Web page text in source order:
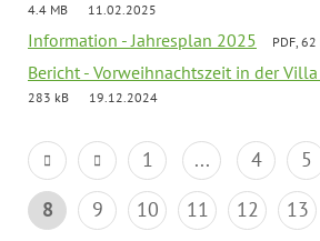
4.4 MB
11.02.2025
Information - Jahresplan 2025 PDF, 62
Bericht - Vorweihnachtszeit in der
283 kB
19.12.2024
1 ... 4 5
8
9 10 11 12 13